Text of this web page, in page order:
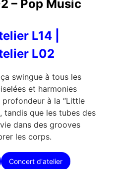
– Pop Music
L14 |
L02
swingue à tous les
et harmonies
à la “Little
tandis que les tubes des
dans des grooves
les corps.
Concert d'atelier